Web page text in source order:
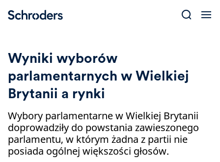
Wyniki wyborów
parlamentarnych w Wielkiej
Brytanii a rynki
Wybory parlamentarne w Wielkiej Brytanii
doprowadziły do powstania zawieszonego
parlamentu, w którym żadna z partii nie
posiada ogólnej większości głosów.